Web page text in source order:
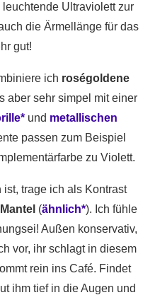
Ultraviolett zur
die Ärmellänge für das
gut!
ich roségoldene
aber sehr simpel mit einer
und metallischen
passen zum Beispiel
zu Violett.
trage ich als Kontrast
(ähnlich*). Ich fühle
Außen konservativ,
vor, ihr schlagt in diesem
rein ins Café. Findet
ihm tief in die Augen und